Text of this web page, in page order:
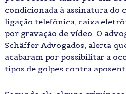
condicionada à assinatura do
ligação telefônica, caixa
por gravação de vídeo. O
Schäffer Advogados, alerta
acabaram por possibilitar a
tipos de golpes contra